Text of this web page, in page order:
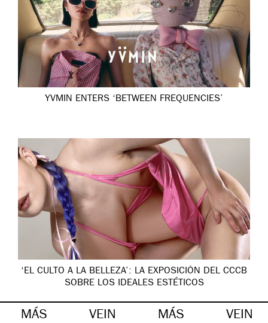
YVMIN ENTERS ‘BETWEEN FREQUENCIES’
‘EL CULTO A LA BELLEZA’: LA EXPOSICIÓN DEL CCCB
SOBRE LOS IDEALES ESTÉTICOS
MÁS VEIN MÁS VEIN